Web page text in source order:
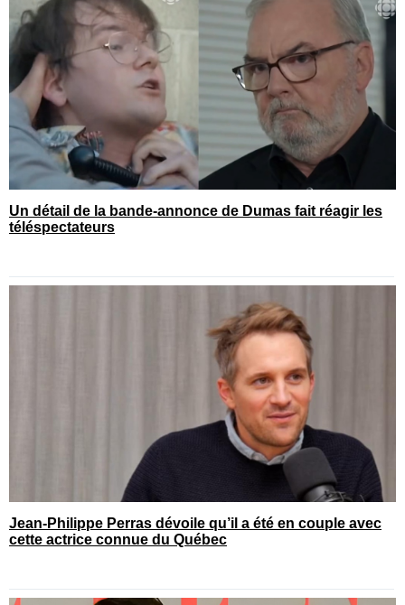
Un détail de la bande-annonce de Dumas fait réagir les
téléspectateurs
Jean-Philippe Perras dévoile qu’il a été en couple avec
cette actrice connue du Québec